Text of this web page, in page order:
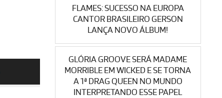
FLAMES: SUCESSO NA EUROPA
CANTOR BRASILEIRO GERSON
LANÇA NOVO ÁLBUM!
GLÓRIA GROOVE SERÁ MADAME
MORRIBLE EM WICKED E SE TORNA
A 1ª DRAG QUEEN NO MUNDO
INTERPRETANDO ESSE PAPEL